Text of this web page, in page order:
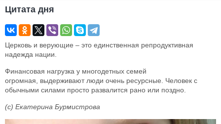
Цитата дня
Церковь и верующие – это единственная репродуктивная
надежда нации.
Финансовая нагрузка у многодетных семей
огромная, выдерживают люди очень ресурсные. Человек с
обычными силами просто развалится рано или поздно.
(c) Екатерина Бурмистрова